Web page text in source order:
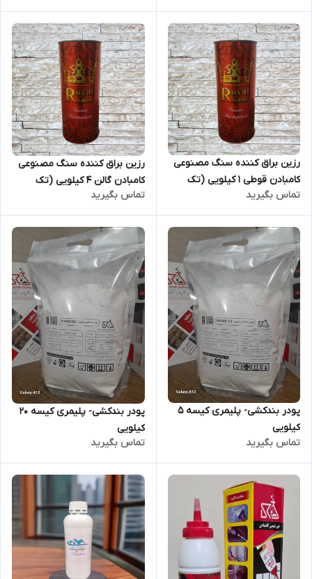
رزین براق کننده سنگ مصنوعی
کامبادن قوطی 1 کیلویی (تک
فروشی)
تماس بگیرید
رزین براق کننده سنگ مصنوعی
کامبادن گالن 4 کیلویی (تک
فروشی)
تماس بگیرید
پودر بندکشی- پلیمری کیسه 5
کیلویی
تماس بگیرید
پودر بندکشی- پلیمری کیسه 20
کیلویی
تماس بگیرید